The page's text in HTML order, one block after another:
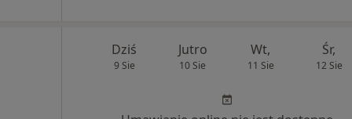
Dziś
9 Sie
Jutro
10 Sie
Wt,
11 Sie
Śr,
12 Sie